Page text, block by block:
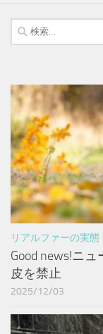
検
索:
リアルファーの実態
Good news!ニ
皮を禁止
2025/12/03